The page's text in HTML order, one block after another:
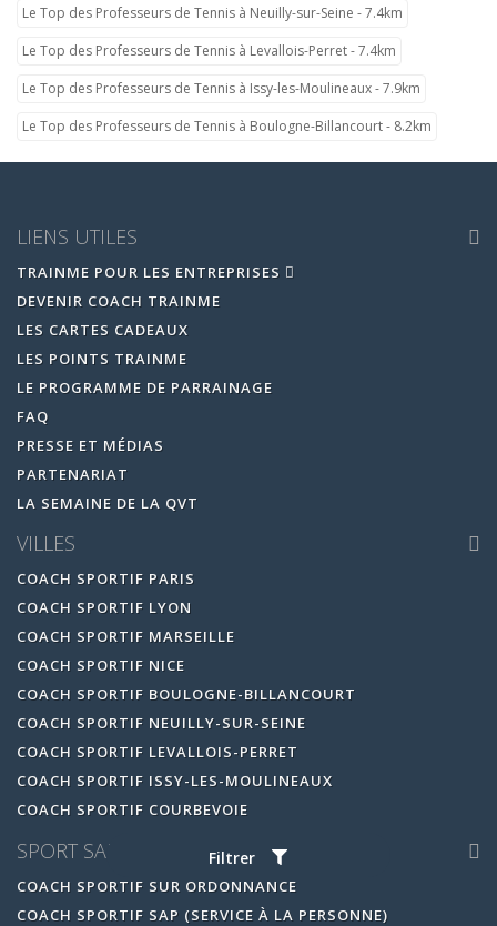
Filtrer
Le Top des Professeurs de Tennis à Neuilly-sur-Seine - 7.4km
Le Top des Professeurs de Tennis à Levallois-Perret - 7.4km
Le Top des Professeurs de Tennis à Issy-les-Moulineaux - 7.9km
Le Top des Professeurs de Tennis à Boulogne-Billancourt - 8.2km
LIENS UTILES
TRAINME POUR LES ENTREPRISES
DEVENIR COACH TRAINME
LES CARTES CADEAUX
LES POINTS TRAINME
LE PROGRAMME DE PARRAINAGE
FAQ
PRESSE ET MÉDIAS
PARTENARIAT
LA SEMAINE DE LA QVT
VILLES
COACH SPORTIF PARIS
COACH SPORTIF LYON
COACH SPORTIF MARSEILLE
COACH SPORTIF NICE
COACH SPORTIF BOULOGNE-BILLANCOURT
COACH SPORTIF NEUILLY-SUR-SEINE
COACH SPORTIF LEVALLOIS-PERRET
COACH SPORTIF ISSY-LES-MOULINEAUX
COACH SPORTIF COURBEVOIE
SPORT SANTÉ
COACH SPORTIF SUR ORDONNANCE
COACH SPORTIF SAP (SERVICE À LA PERSONNE)